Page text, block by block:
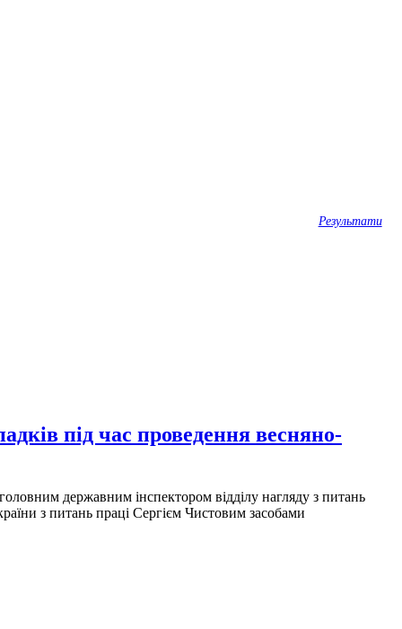
Результати
під час проведення весняно-
державним інспектором відділу нагляду з питань
з питань праці Сергієм Чистовим засобами